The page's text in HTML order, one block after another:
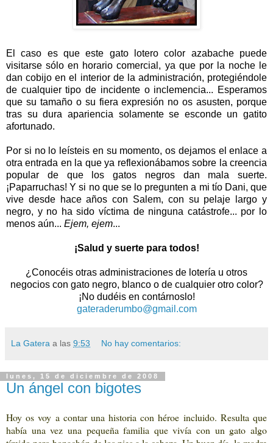
El caso es que este gato lotero color azabache puede
visitarse sólo en horario comercial, ya que por la noche le
dan cobijo en el interior de la administración, protegiéndole
de cualquier tipo de incidente o inclemencia... Esperamos
que su tamaño o su fiera expresión no os asusten, porque
tras su dura apariencia solamente se esconde un gatito
afortunado.
Por si no lo leísteis en su momento, os dejamos el enlace a
otra entrada en la que ya reflexionábamos sobre la creencia
popular de que
los gatos negros dan mala suerte.
¡Paparruchas! Y si no que se lo pregunten a mi tío Dani, que
vive desde hace años con Salem, con su pelaje largo y
negro, y no ha sido víctima de ninguna catástrofe... por lo
menos aún... Ejem, ejem...
¡Salud y suerte para todos!
¿Conocéis otras administraciones de lotería u otros
negocios con gato negro, blanco o de cualquier otro color?
¡No dudéis en contárnoslo!
gateraderumbo@gmail.com
La Gatera a las 9:53 No hay comentarios:
lunes, 15 de diciembre de 2008
Un ángel con bigotes
Hoy os voy a contar una historia con héroe incluido. Resulta que
había una vez una pequeña familia que vivía con un gato algo